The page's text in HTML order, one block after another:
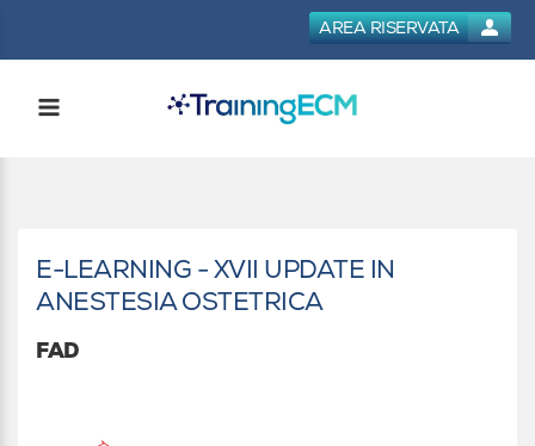
AREA RISERVATA
E-LEARNING - XVII UPDATE IN
ANESTESIA OSTETRICA
FAD